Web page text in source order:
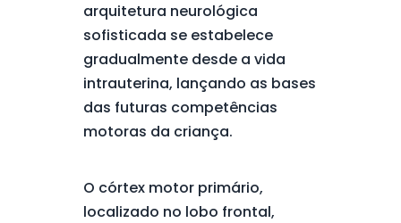
arquitetura neurológica
sofisticada se estabelece
gradualmente desde a vida
intrauterina, lançando as bases
das futuras competências
motoras da criança.
O córtex motor primário,
localizado no lobo frontal,